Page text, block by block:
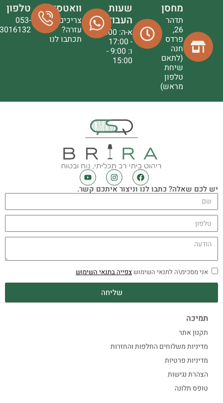
מחסן
תדהר
26,
פרדס
חנה
(לתאם
שיחת
טלפון
מראש)
שעות
העבודה
א-ה: 9:00
- 17:00
ו: 9:00 -
15:00
וואטסאפ
צריכים
עזרה?
תכתבו לנו
טלפון
053-
3016132
יש לכם שאלה? כתבו לנו וניצור איתכם קשר.
אני מסכימ\ה לתנאי השימוש צפייה בתנאי השימוש
שליחה
תמיכה
תקנון אתר
מדיניות משלוחים החלפות והחזרות
מדיניות פרטיות
הצהרת נגישות
טופס תלונה